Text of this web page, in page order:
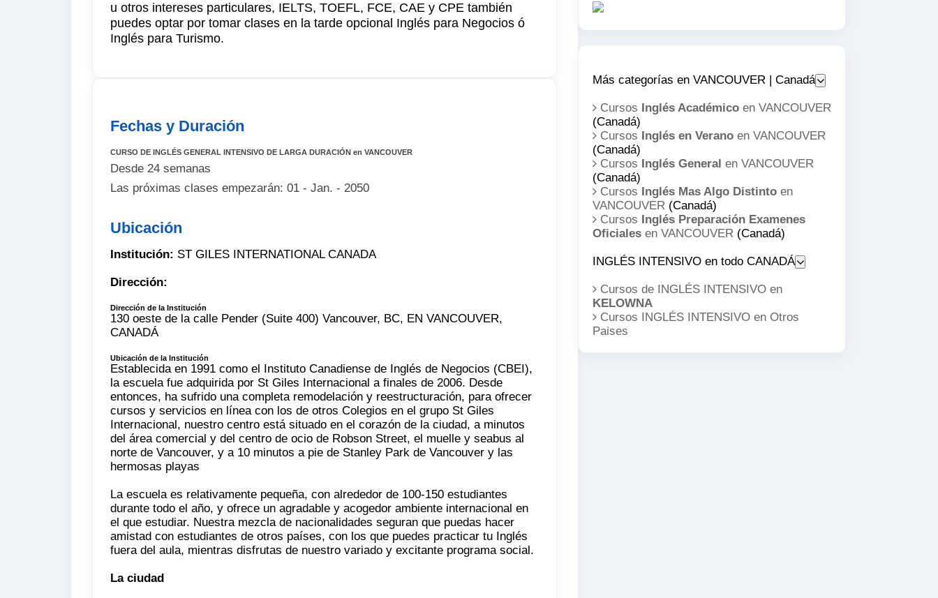
u otros intereses particulares, IELTS, TOEFL, FCE, CAE y CPE también
puedes optar por tomar clases en la tarde opcional Inglés para Negocios ó
Inglés para Turismo.
Fechas y Duración
CURSO DE INGLÉS GENERAL INTENSIVO DE LARGA DURACIÓN en VANCOUVER
Desde 24 semanas
Las próximas clases empezarán: 01 - Jan. - 2050
Ubicación
Institución: ST GILES INTERNATIONAL CANADA
Dirección:
Dirección de la Institución
130 oeste de la calle Pender (Suite 400) Vancouver, BC, EN VANCOUVER,
CANADÁ
Ubicación de la Institución
Establecida en 1991 como el Instituto Canadiense de Inglés de Negocios (CBEI),
la escuela fue adquirida por St Giles Internacional a finales de 2006. Desde
entonces, ha sufrido una completa remodelación y reestructuración, para ofrecer
cursos y servicios en línea con los de otros Colegios en el grupo St Giles
Internacional, nuestro centro está situado en el corazón de la ciudad, a minutos
del área comercial y del centro de ocio de Robson Street, el muelle y seabus al
norte de Vancouver, y a 10 minutos a pie de Stanley Park de Vancouver y las
hermosas playas
La escuela es relativamente pequeña, con alrededor de 100-150 estudiantes
durante todo el año, y ofrece un agradable y acogedor ambiente internacional en
el que estudiar. Nuestra mezcla de nacionalidades seguran que puedas hacer
amistad con estudiantes de otros países, con los que puedes practicar tu Inglés
fuera del aula, mientras disfrutas de nuestro variado y excitante programa social.
La ciudad
Más categorías en VANCOUVER | Canadá
Cursos Inglés Académico en VANCOUVER
(Canadá)
Cursos Inglés en Verano en VANCOUVER
(Canadá)
Cursos Inglés General en VANCOUVER
(Canadá)
Cursos Inglés Mas Algo Distinto en
VANCOUVER (Canadá)
Cursos Inglés Preparación Examenes
Oficiales en VANCOUVER (Canadá)
INGLÉS INTENSIVO en todo CANADÁ
Cursos de INGLÉS INTENSIVO en
KELOWNA
Cursos INGLÉS INTENSIVO en Otros
Paises